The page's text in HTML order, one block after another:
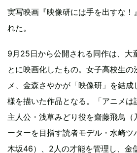
実写映画『映像研には手を出すな！
れた。
9月25日から公開される同作は、大
とに映画化したもの。女子高校生
メ、金森さやかが「映像研」を結
様を描いた作品となる。「アニメは
主人公・浅草みどり役を齋藤飛鳥（
ーターを目指す読者モデル・水崎ツ
木坂46）、2人の才能を管理し、金